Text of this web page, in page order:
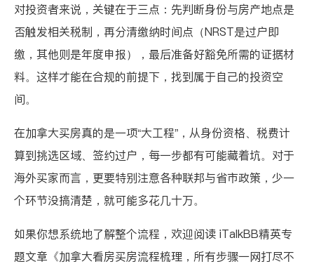
对投资者来说，关键在于三点：先判断身份与房产地点是
否触发相关税制，再分清缴纳时间点（NRST是过户即
缴，其他则是年度申报），最后准备好豁免所需的证据材
料。这样才能在合规的前提下，找到属于自己的投资空
间。
在加拿大买房真的是一项“大工程”，从身份资格、税费计
算到挑选区域、签约过户，每一步都有可能藏着坑。对于
海外买家而言，更要特别注意各种联邦与省市政策，少一
个环节没搞清楚，就可能多花几十万。
如果你想系统地了解整个流程，欢迎阅读 iTalkBB精英专
题文章 《加拿大看房买房流程梳理，所有步骤一网打尽不